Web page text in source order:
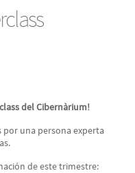
del Cibernàrium!
por una persona experta
de este trimestre: